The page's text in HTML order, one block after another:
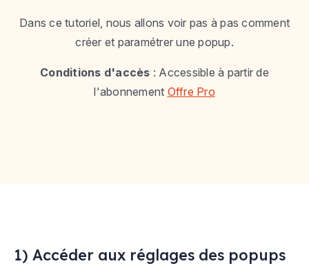
Dans ce tutoriel, nous allons voir pas à pas comment
créer et paramétrer une popup.
Conditions d'accès : Accessible à partir de
l'abonnement Offre Pro
1) Accéder aux réglages des popups